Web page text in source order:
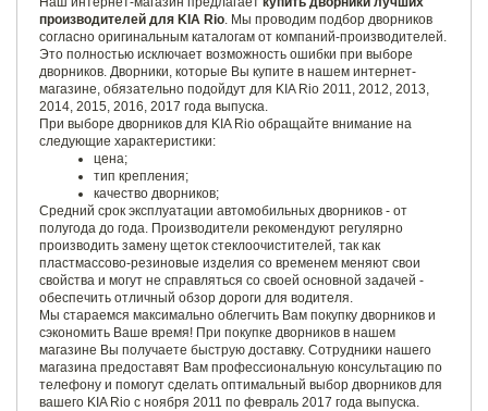
производителей для KIA Rio. Мы проводим подбор дворников
согласно оригинальным каталогам от компаний-производителей.
Это полностью исключает возможность ошибки при выборе
дворников. Дворники, которые Вы купите в нашем интернет-
магазине, обязательно подойдут для KIA Rio 2011, 2012, 2013,
2014, 2015, 2016, 2017 года выпуска.
При выборе дворников для KIA Rio обращайте внимание на
следующие характеристики:
цена;
тип крепления;
качество дворников;
Средний срок эксплуатации автомобильных дворников - от
полугода до года. Производители рекомендуют регулярно
производить замену щеток стеклоочистителей, так как
пластмассово-резиновые изделия со временем меняют свои
свойства и могут не справляться со своей основной задачей -
обеспечить отличный обзор дороги для водителя.
Мы стараемся максимально облегчить Вам покупку дворников и
сэкономить Ваше время! При покупке дворников в нашем
магазине Вы получаете быструю доставку. Сотрудники нашего
магазина предоставят Вам профессиональную консультацию по
телефону и помогут сделать оптимальный выбор дворников для
вашего KIA Rio с ноября 2011 по февраль 2017 года выпуска.